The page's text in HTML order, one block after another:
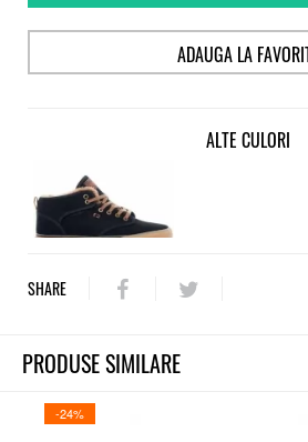
ADAUGA LA
ALTE CULORI
SHARE
PRODUSE SIMILARE
-24%